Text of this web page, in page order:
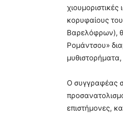
κορυφαίους
Βαρελόφρων),
Ρομάντσου»
Ο συγγραφέας
επιστήμονες,